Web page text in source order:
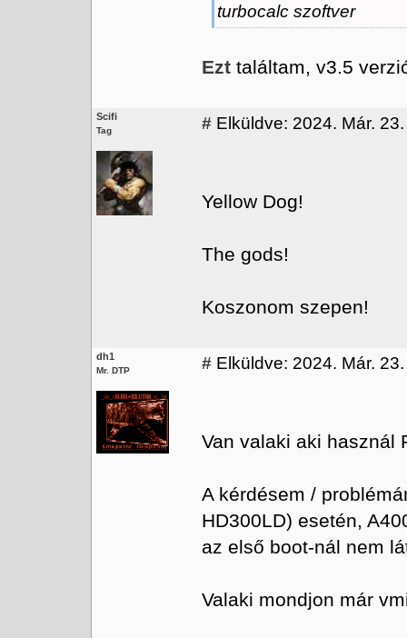
turbocalc szoftver
Ezt találtam, v3.5
Scifi
Tag # Elküldve: 2024. Már.
Yellow Dog!
The gods!
Koszonom szepen!
dh1
Mr. DTP # Elküldve: 2024. Már.
Van valaki aki használ
A kérdésem /
HD300LD) esetén,
az első boot-nál nem
Valaki mondjon már